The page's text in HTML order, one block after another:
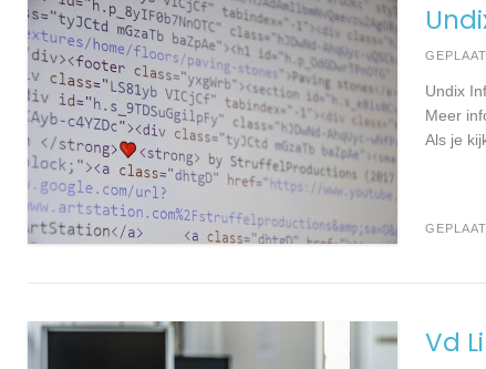
Undix
Meer
Als je
Vd